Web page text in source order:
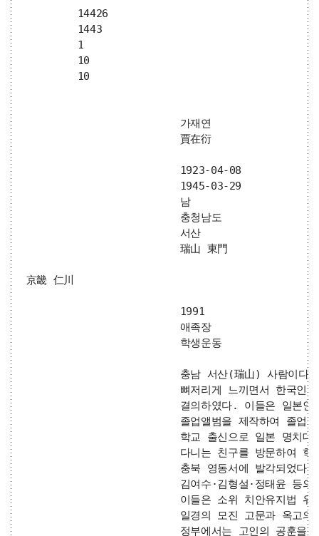
14426
1443
1
10
10
가재연
賈在衍
1923-04-08
1945-03-29
남
충청남도
서산
瑞山 東門
京畿 仁川
1991
애족장
학생운동